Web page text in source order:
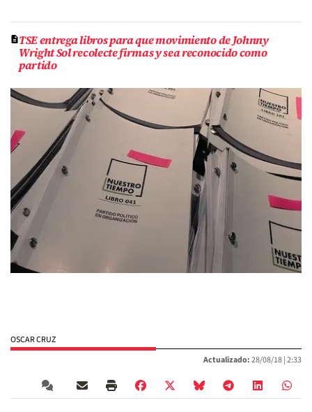
TSE entrega libros para que movimiento de Johnny
Wright Sol recolecte firmas y sea reconocido como
partido
OSCAR CRUZ
Actualizado:28/08/18 |2:33